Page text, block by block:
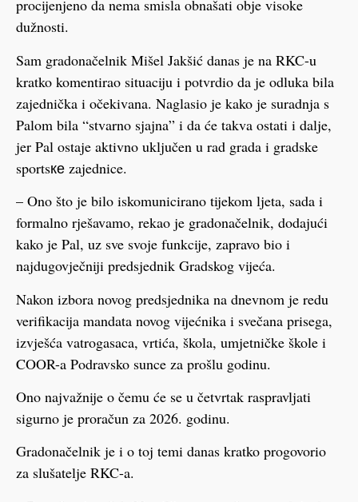
procijenjeno da nema smisla obnašati obje visoke
dužnosti.
Sam gradonačelnik Mišel Jakšić danas je na RKC-u
kratko komentirao situaciju i potvrdio da je odluka bila
zajednička i očekivana. Naglasio je kako je suradnja s
Palom bila “stvarno sjajna” i da će takva ostati i dalje,
jer Pal ostaje aktivno uključen u rad grada i gradske
sportsке zajednice.
– Ono što je bilo iskomunicirano tijekom ljeta, sada i
formalno rješavamo, rekao je gradonačelnik, dodajući
kako je Pal, uz sve svoje funkcije, zapravo bio i
najdugovječniji predsjednik Gradskog vijeća.
Nakon izbora novog predsjednika na dnevnom je redu
verifikacija mandata novog vijećnika i svečana prisega,
izvješća vatrogasaca, vrtića, škola, umjetničke škole i
COOR-a Podravsko sunce za prošlu godinu.
Ono najvažnije o čemu će se u četvrtak raspravljati
sigurno je proračun za 2026. godinu.
Gradonačelnik je i o toj temi danas kratko progovorio
za slušatelje RKC-a.